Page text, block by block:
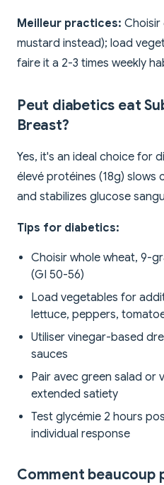
Meilleur practices: Choisir
mustard instead); load
faire it a 2-3 times weekly
Peut diabetics eat
Breast?
Yes, it's an ideal choice for
élevé protéines (18g)
and stabilizes glucose
Tips for diabetics:
Choisir whole wheat, 9-
(GI 50-56)
Load vegetables for
lettuce, peppers,
Utiliser vinegar-based
sauces
Pair avec green salad or
extended satiety
Test glycémie 2 hours
individual response
Comment beaucoup